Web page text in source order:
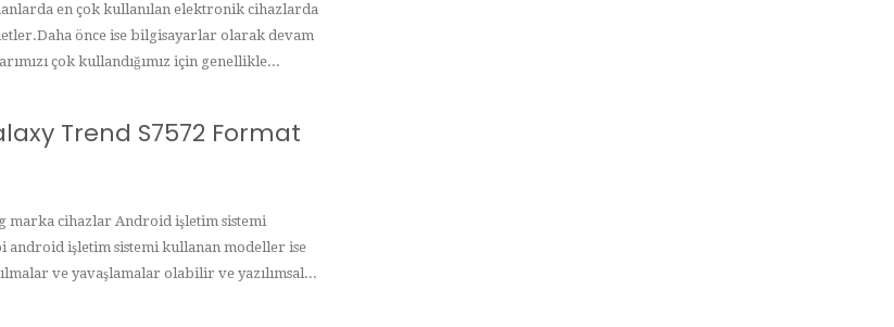
en çok kullanılan elektronik cihazlarda
önce ise bilgisayarlar olarak devam
çok kullandığımız için genellikle...
Trend S7572 Format
marka cihazlar Android işletim sistemi
android işletim sistemi kullanan modeller ise
ve yavaşlamalar olabilir ve yazılımsal...